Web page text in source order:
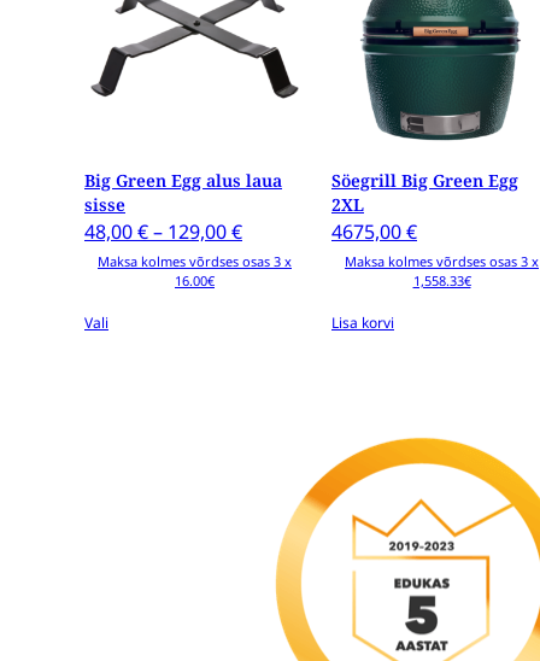
Big Green Egg alus laua
sisse
48,00€– 129,00€Price
range:
Maksa kolmes võrdses osas 3 x
16.00€
Vali
varianti.
Valikud
tootelehel
Söegrill Big Green Egg
2XL
4675,00€
Maksa kolmes võrdses osas 3 x
1,558.33€
Lisa korvi